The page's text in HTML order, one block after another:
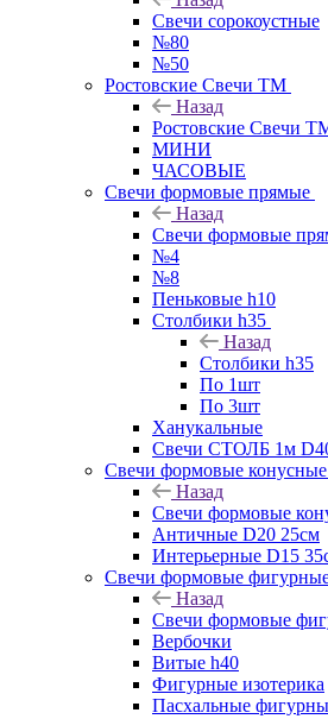
Свечи сорокоустные
№80
№50
Ростовские Свечи ТМ
Назад
Ростовские Свечи
МИНИ
ЧАСОВЫЕ
Свечи формовые прямые
Назад
Свечи формовые
№4
№8
Пеньковые h10
Столбики h35
Назад
Столбики h35
По 1шт
По 3шт
Ханукальные
Свечи СТОЛБ 1м
Свечи формовые конусные
Назад
Свечи формовые
Античные D20 25см
Интерьерные D15
Свечи формовые
Назад
Свечи формовые
Вербочки
Витые h40
Фигурные изотерика
Пасхальные